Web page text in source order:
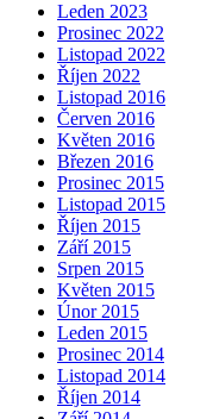
Leden 2023
Prosinec 2022
Listopad 2022
Říjen 2022
Listopad 2016
Červen 2016
Květen 2016
Březen 2016
Prosinec 2015
Listopad 2015
Říjen 2015
Září 2015
Srpen 2015
Květen 2015
Únor 2015
Leden 2015
Prosinec 2014
Listopad 2014
Říjen 2014